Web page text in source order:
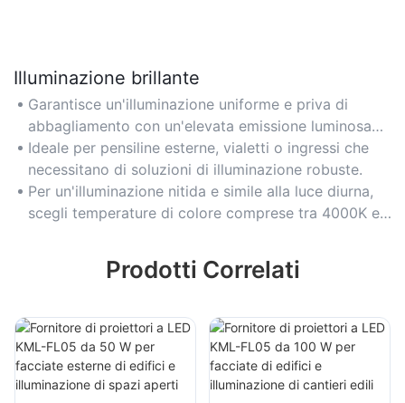
Illuminazione brillante
Garantisce un'illuminazione uniforme e priva di
abbagliamento con un'elevata emissione luminosa
(10.000-20.000 lumen) per una visibilità ottimale.
Ideale per pensiline esterne, vialetti o ingressi che
necessitano di soluzioni di illuminazione robuste.
Per un'illuminazione nitida e simile alla luce diurna,
scegli temperature di colore comprese tra 4000K e
Prodotti Correlati